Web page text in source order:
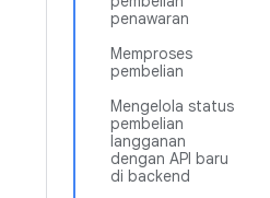
penawaran
Memproses
pembelian
Mengelola status
pembelian
langganan
dengan API baru
di backend